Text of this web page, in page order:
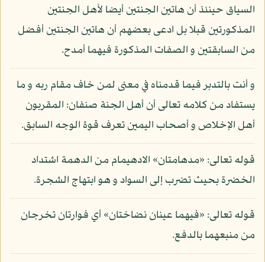
السياق حينئذ أن هاتين الجنتين أيضا لأهل الجنتين
المذكورتين قبلا بل ادعى بعضهم أن هاتين الجنتين أفضل
من السابقتين و الصفات المذكورة فيهما أمدح.
و أنت بالتدبر فيما قدمناه في معنى لمن خاف مقام ربه و ما
يستفاد من كلامه تعالى أن أهل الجنة صنفان: المقربون
أهل الإخلاص و أصحاب اليمين تعرف قوة الوجه السابق.
قوله تعالى: «مدهامتان» الادهيمام من الدهمة اشتداد
الخضرة بحيث تضرب إلى السواد و هو ابتهاج الشجرة.
قوله تعالى: «فيهما عينان نضاختان» أي فوارتان تخرجان
من منبعهما بالدفع.